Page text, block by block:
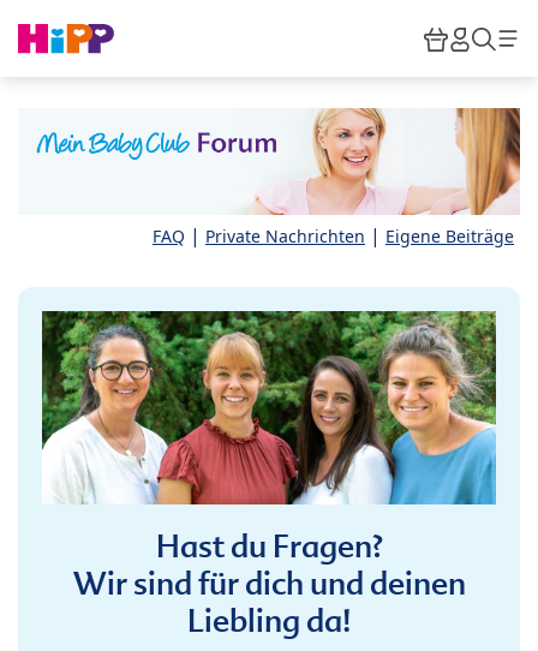
HiPP
FAQ | Private Nachrichten | Eigene Beiträge
Hast du Fragen?
Wir sind für dich und deinen
Liebling da!